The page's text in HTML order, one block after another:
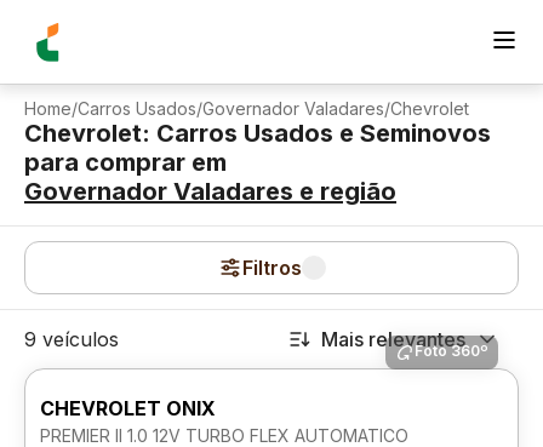
Home/Carros Usados/Governador Valadares/Chevrolet
Chevrolet: Carros Usados e Seminovos
para comprar em
Governador Valadares e região
Filtros
9 veículos Mais relevantes
Foto 360º
CHEVROLET ONIX
PREMIER II 1.0 12V TURBO FLEX AUTOMATICO